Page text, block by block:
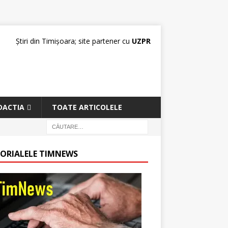
Știri din Timișoara; site partener cu UZPR
TOATE ARTICOLELE
TIMNEWS